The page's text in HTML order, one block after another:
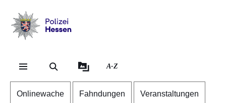
Hessen
A-Z
Onlinewache Fahndungen Veranstaltungen